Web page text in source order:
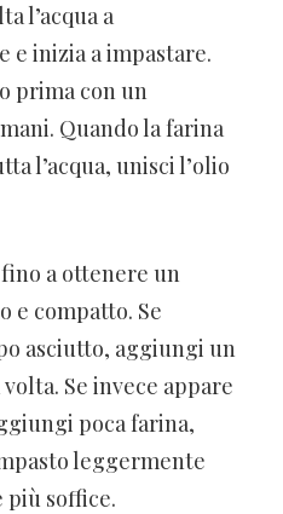
l’acqua a
e inizia a impastare.
prima con un
Quando la farina
l’acqua, unisci l’olio
a ottenere un
e compatto. Se
asciutto, aggiungi un
Se invece appare
poca farina,
leggermente
più soffice.